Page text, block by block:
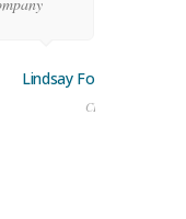
Lindsay Ford
CEO